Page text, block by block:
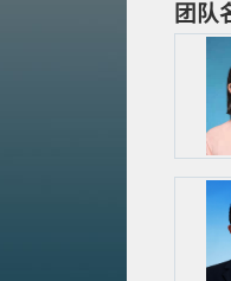
团队